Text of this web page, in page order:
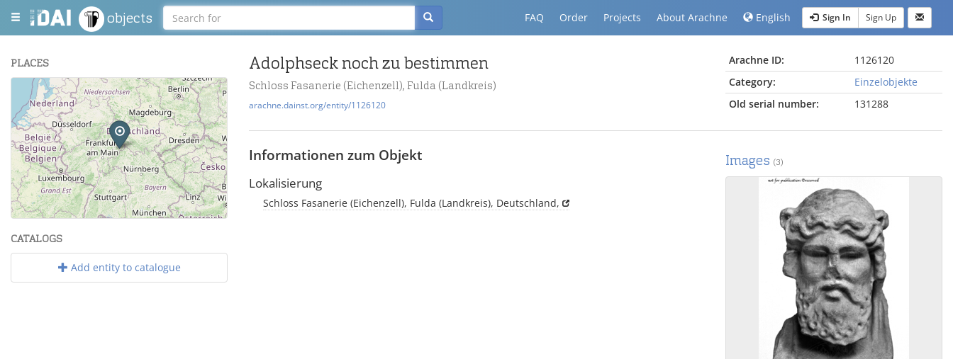
objects FAQ Order Projects About Arachne English Sign In Sign Up
PLACES
+
−
Leaflet| Maps and Data ©OpenStreetMap.
CATALOGS
Add entity to catalogue
Adolphseck noch zu bestimmen
Schloss Fasanerie (Eichenzell), Fulda (Landkreis)
arachne.dainst.org/entity/1126120
Arachne ID:
1126120
Category:
Einzelobjekte
Old serial number:
131288
Informationen zum Objekt
Lokalisierung
Schloss Fasanerie (Eichenzell), Fulda (Landkreis), Deutschland,
Images (3)